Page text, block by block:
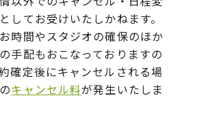
してお受けいたしかねます。
時間やスタジオの確保のほか
手配もおこなっておりますの
確定後にキャンセルされる場
キャンセル料が発生いたしま